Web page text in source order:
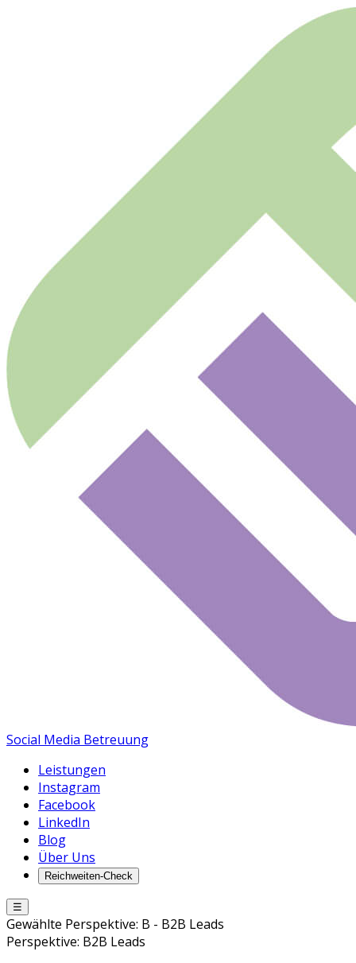
Social Media Betreuung
Leistungen
Instagram
Facebook
LinkedIn
Blog
Über Uns
Reichweiten-Check
☰
Gewählte Perspektive: B - B2B Leads
Perspektive: B2B Leads